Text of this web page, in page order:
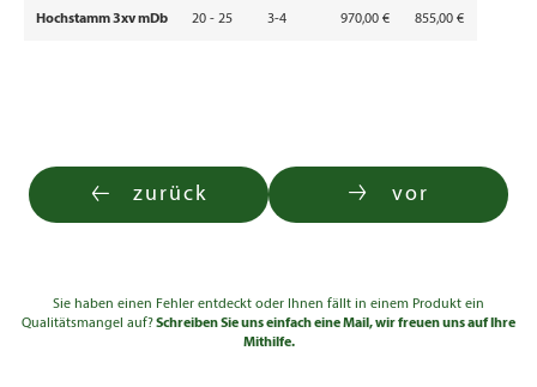
Hochstamm 3xv mDb 20 - 25 3-4 970,00 € 855,00 €
zurück vor
Sie haben einen Fehler entdeckt oder Ihnen fällt in einem Produkt ein
Qualitätsmangel auf?Schreiben Sie uns einfach eine Mail, wir freuen uns auf Ihre
Mithilfe.